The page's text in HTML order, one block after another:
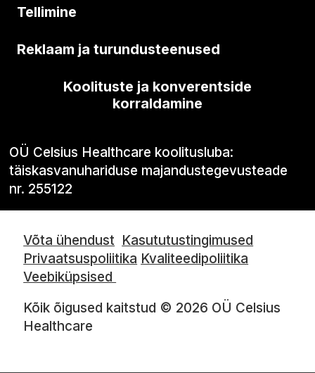
Tellimine
Reklaam ja turundusteenused
Koolituste ja konverentside
korraldamine
OÜ Celsius Healthcare koolitusluba:
täiskasvanuhariduse majandustegevusteade
nr. 255122
Võta ühendust Kasututustingimused
Privaatsuspoliitika Kvaliteedipoliitika
Veebiküpsised
Kõik õigused kaitstud © 2026 OÜ Celsius
Healthcare